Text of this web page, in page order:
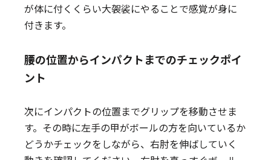
が体に付くくらい大袈裟にやることで感覚が身に
付きます。
腰の位置からインパクトまでのチェックポイ
ント
次にインパクトの位置までグリップを移動させま
す。その時に左手の甲がボールの方を向いているか
どうかチェックをしながら、右肘を伸ばしていく